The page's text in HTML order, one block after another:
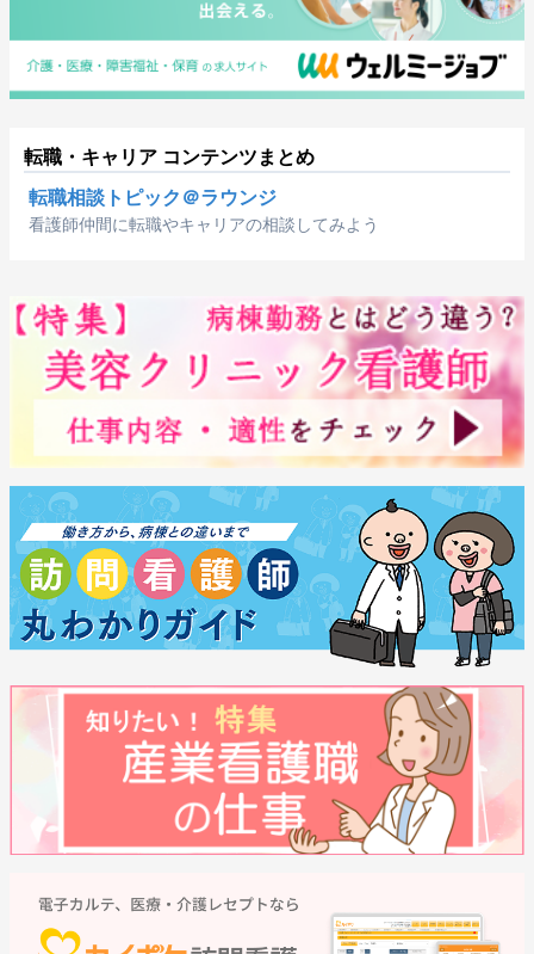
転職・キャリア コンテンツまとめ
転職相談トピック＠ラウンジ
看護師仲間に転職やキャリアの相談してみよう